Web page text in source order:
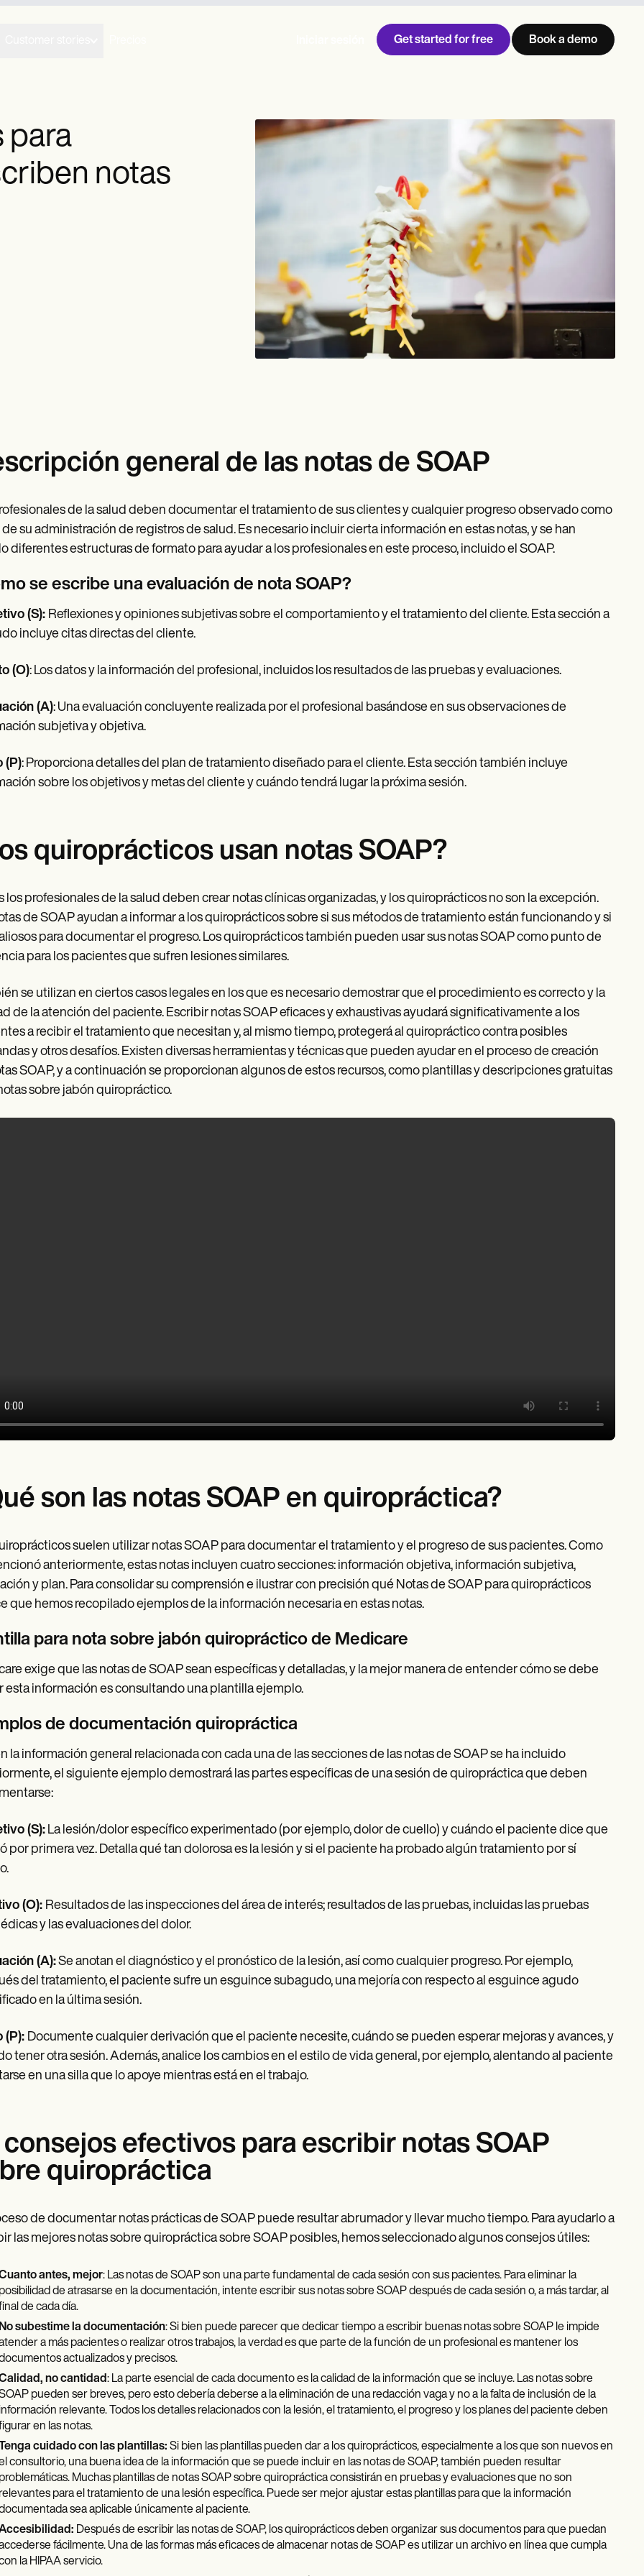
Get started for free Book a demo
para
notas
general de las notas de SOAP
de la salud deben documentar el tratamiento de sus clientes y cualquier progreso observado como
su administración de registros de salud. Es necesario incluir cierta información en estas notas, y se han
diferentes estructuras de formato para ayudar a los profesionales en este proceso, incluido el SOAP.
se escribe una evaluación de nota SOAP?
(S): Reflexiones y opiniones subjetivas sobre el comportamiento y el tratamiento del cliente. Esta sección a
incluye citas directas del cliente.
(O): Los datos y la información del profesional, incluidos los resultados de las pruebas y evaluaciones.
(A): Una evaluación concluyente realizada por el profesional basándose en sus observaciones de
subjetiva y objetiva.
(P): Proporciona detalles del plan de tratamiento diseñado para el cliente. Esta sección también incluye
sobre los objetivos y metas del cliente y cuándo tendrá lugar la próxima sesión.
quiroprácticos usan notas SOAP?
los profesionales de la salud deben crear notas clínicas organizadas, y los quiroprácticos no son la excepción.
de SOAP ayudan a informar a los quiroprácticos sobre si sus métodos de tratamiento están funcionando y si
para documentar el progreso. Los quiroprácticos también pueden usar sus notas SOAP como punto de
para los pacientes que sufren lesiones similares.
se utilizan en ciertos casos legales en los que es necesario demostrar que el procedimiento es correcto y la
de la atención del paciente. Escribir notas SOAP eficaces y exhaustivas ayudará significativamente a los
a recibir el tratamiento que necesitan y, al mismo tiempo, protegerá al quiropráctico contra posibles
y otros desafíos. Existen diversas herramientas y técnicas que pueden ayudar en el proceso de creación
SOAP, y a continuación se proporcionan algunos de estos recursos, como plantillas y descripciones gratuitas
sobre jabón quiropráctico.
son las notas SOAP en quiropráctica?
suelen utilizar notas SOAP para documentar el tratamiento y el progreso de sus pacientes. Como
anteriormente, estas notas incluyen cuatro secciones: información objetiva, información subjetiva,
y plan. Para consolidar su comprensión e ilustrar con precisión qué Notas de SOAP para quiroprácticos
que hemos recopilado ejemplos de la información necesaria en estas notas.
para nota sobre jabón quiropráctico de Medicare
exige que las notas de SOAP sean específicas y detalladas, y la mejor manera de entender cómo se debe
esta información es consultando una plantilla ejemplo.
de documentación quiropráctica
la información general relacionada con cada una de las secciones de las notas de SOAP se ha incluido
el siguiente ejemplo demostrará las partes específicas de una sesión de quiropráctica que deben
(S):La lesión/dolor específico experimentado (por ejemplo, dolor de cuello) y cuándo el paciente dice que
por primera vez. Detalla qué tan dolorosa es la lesión y si el paciente ha probado algún tratamiento por sí
(O): Resultados de las inspecciones del área de interés; resultados de las pruebas, incluidas las pruebas
y las evaluaciones del dolor.
(A):Se anotan el diagnóstico y el pronóstico de la lesión, así como cualquier progreso. Por ejemplo,
del tratamiento, el paciente sufre un esguince subagudo, una mejoría con respecto al esguince agudo
en la última sesión.
(P): Documente cualquier derivación que el paciente necesite, cuándo se pueden esperar mejoras y avances, y
tener otra sesión. Además, analice los cambios en el estilo de vida general, por ejemplo, alentando al paciente
en una silla que lo apoye mientras está en el trabajo.
consejos efectivos para escribir notas SOAP
quiropráctica
de documentar notas prácticas de SOAP puede resultar abrumador y llevar mucho tiempo. Para ayudarlo a
las mejores notas sobre quiropráctica sobre SOAP posibles, hemos seleccionado algunos consejos útiles:
antes, mejor: Las notas de SOAP son una parte fundamental de cada sesión con sus pacientes. Para eliminar la
posibilidad de atrasarse en la documentación, intente escribir sus notas sobre SOAP después de cada sesión o, a más tardar, al
de cada día.
No subestime la documentación: Si bien puede parecer que dedicar tiempo a escribir buenas notas sobre SOAP le impide
a más pacientes o realizar otros trabajos, la verdad es que parte de la función de un profesional es mantener los
actualizados y precisos.
no cantidad: La parte esencial de cada documento es la calidad de la información que se incluye. Las notas sobre
pueden ser breves, pero esto debería deberse a la eliminación de una redacción vaga y no a la falta de inclusión de la
información relevante. Todos los detalles relacionados con la lesión, el tratamiento, el progreso y los planes del paciente deben
en las notas.
Tenga cuidado con las plantillas: Si bien las plantillas pueden dar a los quiroprácticos, especialmente a los que son nuevos en
consultorio, una buena idea de la información que se puede incluir en las notas de SOAP, también pueden resultar
problemáticas. Muchas plantillas de notas SOAP sobre quiropráctica consistirán en pruebas y evaluaciones que no son
relevantes para el tratamiento de una lesión específica. Puede ser mejor ajustar estas plantillas para que la información
sea aplicable únicamente al paciente.
Después de escribir las notas de SOAP, los quiroprácticos deben organizar sus documentos para que puedan
fácilmente. Una de las formas más eficaces de almacenar notas de SOAP es utilizar un archivo en línea que cumpla
la HIPAA servicio.